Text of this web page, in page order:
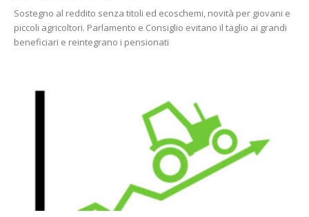
Sostegno al reddito senza titoli ed ecoschemi, novità per giovani e
piccoli agricoltori. Parlamento e Consiglio evitano il taglio ai grandi
beneficiari e reintegrano i pensionati